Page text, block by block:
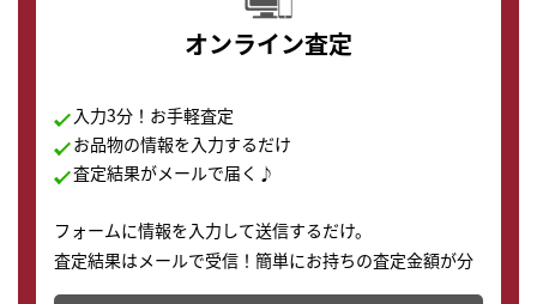
オンライン査定
入力3分！お手軽査定
お品物の情報を入力するだけ
査定結果がメールで届く♪
フォームに情報を入力して送信するだけ。
査定結果はメールで受信！簡単にお持ちの査定金額が分
かります。